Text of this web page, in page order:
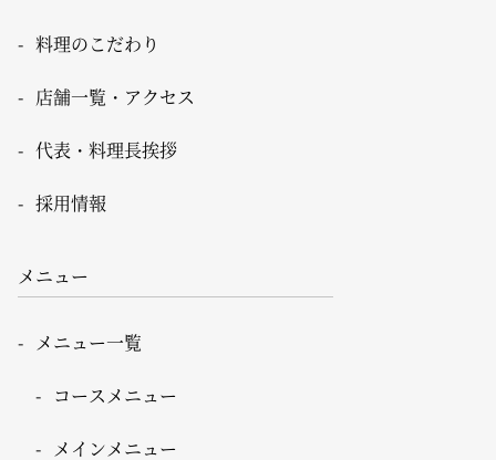
料理のこだわり
店舗一覧・アクセス
代表・料理長挨拶
採用情報
メニュー
メニュー一覧
コースメニュー
メインメニュー